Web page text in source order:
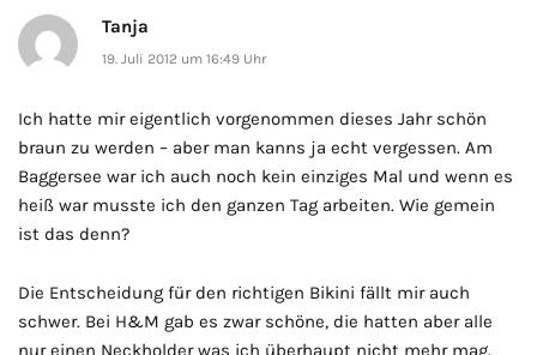
Tanja
19. Juli 2012 um 16:49 Uhr
Ich hatte mir eigentlich vorgenommen dieses Jahr schön
braun zu werden – aber man kanns ja echt vergessen. Am
Baggersee war ich auch noch kein einziges Mal und wenn es
heiß war musste ich den ganzen Tag arbeiten. Wie gemein
ist das denn?
Die Entscheidung für den richtigen Bikini fällt mir auch
schwer. Bei H&M gab es zwar schöne, die hatten aber alle